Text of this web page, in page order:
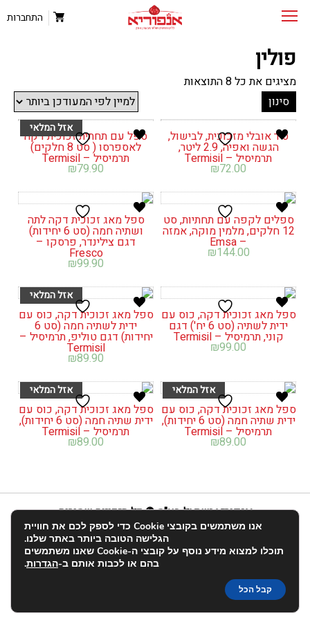
התחברות
פולין
מציגים את כל ⁦8⁩ התוצאות ממוין
ביותר
סינון
סיר אובלי מזכוכית, לבישול,
הגשה ואפיה, 2.9 ליטר,
תרמיסיל – Termisil
₪72.00
ספל עם תחתית זכוכית דקה
לאספרסו ( סט 8 חלקים)
תרמיסיל – Termisil
₪79.90
ספלים לקפה עם תחתיות, סט
12 חלקים, מלמין מוקה, אמזה
– Emsa
₪144.00
ספל מאג זכוכית דקה לתה
ושתיה חמה (סט 6 יחידות)
דגם צילינדר, פרסקו –
Fresco
₪99.90
ספל מאג זכוכית דקה, כוס עם
ידית לשתיה (סט 6 יח') דגם
קוני, תרמיסיל – Termisil
₪99.00
ספל מאג זכוכית דקה, כוס עם
ידית לשתיה חמה (סט 6
יחידות) דגם טוליפ, תרמיסיל –
Termisil
₪89.90
ספל מאג זכוכית דקה, כוס עם
ידית שתיה חמה (סט 6 יחידות),
תרמיסיל – Termisil
₪89.00
ספל מאג זכוכית דקה, כוס עם
ידית שתיה חמה (סט 6 יחידות),
תרמיסיל – Termisil
₪89.00
אנפוריא ישראל בע"מ © כל הזכויות שמורות
03-683-2022
info@enforia.co.il
אודות
תקנון ושאלות הצהרת נגישות
החשבון שלי
אנו משתמשים בקובצי Cookie כדי לספק לכם את חוויית
הגלישה הטובה ביותר באתר שלנו.
תוכלו למצוא מידע נוסף על קובצי ה-Cookie שאנו משתמשים
בהם או לכבות אותם ב-הגדרות.
קבל הכל